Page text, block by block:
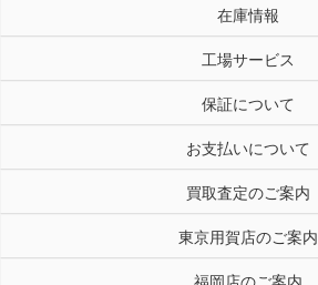
在庫情報
工場サービス
保証について
お支払いについて
買取査定のご案内
東京用賀店のご案内